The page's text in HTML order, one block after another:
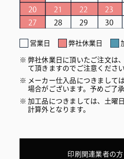
営業日 弊社休業日
弊社休業日に頂いたご注文は
て頂きますのでご注意ください
メーカー仕入品につきまして
場合がございます。予めご了承
加工品につきましては、土曜
計算外となります。
印刷関連業者の